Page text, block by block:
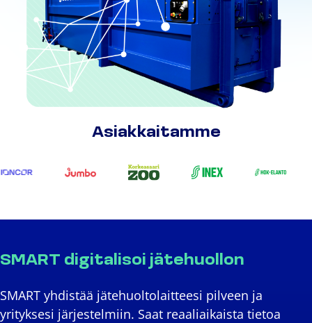
Asiakkaitamme
SMART digitalisoi jätehuollon
SMART yhdistää jätehuoltolaitteesi pilveen ja
yrityksesi järjestelmiin. Saat reaaliaikaista tietoa